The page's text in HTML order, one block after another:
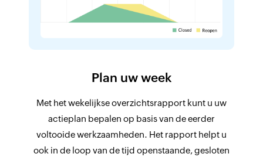
Plan uw week
Met het wekelijkse overzichtsrapport kunt u uw
actieplan bepalen op basis van de eerder
voltooide werkzaamheden. Het rapport helpt u
ook in de loop van de tijd openstaande, gesloten